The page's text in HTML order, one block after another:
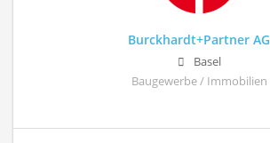
Burckhardt+Partner AG
Basel
Baugewerbe / Immobilien